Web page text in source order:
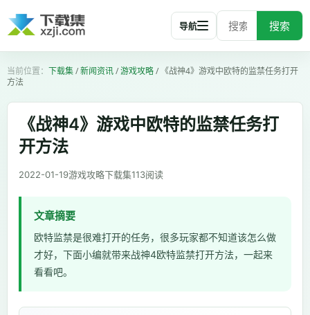
搜索
导航
下载集/新闻资讯/游戏攻略/ 《战神4》游戏中欧特的监禁任务打开
方法
《战神4》游戏中欧特的监禁任务打
开方法
2022-01-19游戏攻略下载集113阅读
文章摘要
欧特监禁是很难打开的任务，很多玩家都不知道该怎么做
才好，下面小编就带来战神4欧特监禁打开方法，一起来
看看吧。